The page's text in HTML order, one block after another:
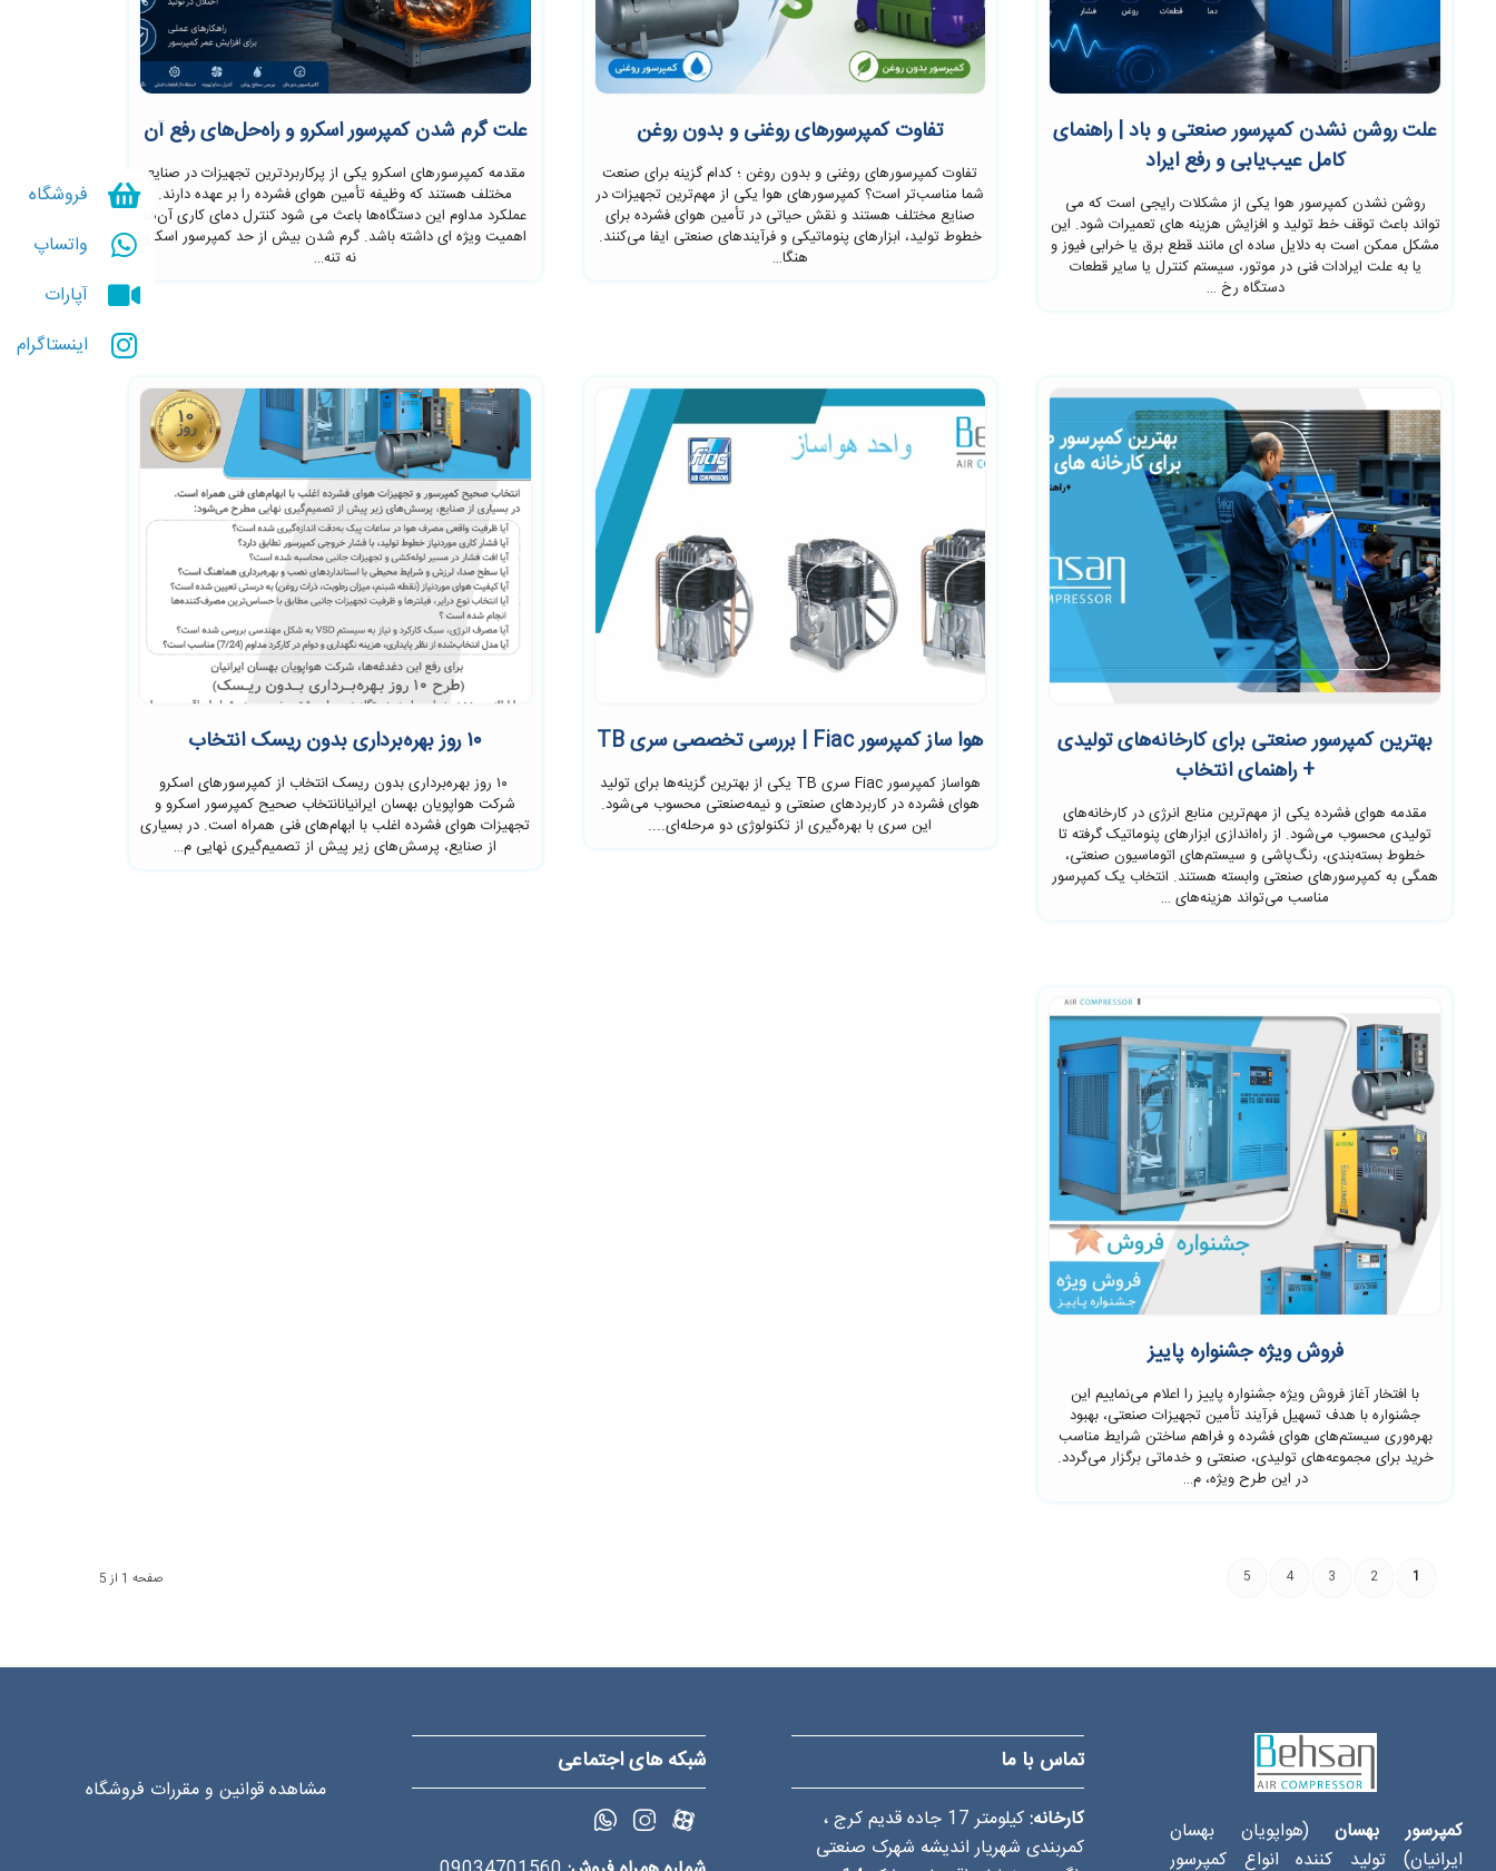
علت روشن نشدن کمپرسور صنعتی و باد | راهنمای
کامل عیب‌یابی و رفع ایراد
روشن نشدن کمپرسور هوا یکی از مشکلات رایجی است که می
تواند باعث توقف خط تولید و افزایش هزینه های تعمیرات شود. این
مشکل ممکن است به دلایل ساده ای مانند قطع برق یا خرابی فیوز و
یا به علت ایرادات فنی در موتور، سیستم کنترل یا سایر قطعات
دستگاه رخ …
تفاوت کمپرسور‌های روغنی و بدون روغن
تفاوت کمپرسور‌های روغنی و بدون روغن ؛ کدام گزینه برای صنعت
شما مناسب‌تر است؟ کمپرسورهای هوا یکی از مهم‌ترین تجهیزات در
صنایع مختلف هستند و نقش حیاتی در تأمین هوای فشرده برای
خطوط تولید، ابزارهای پنوماتیکی و فرآیندهای صنعتی ایفا می‌کنند.
هنگا…
علت گرم شدن کمپرسور اسکرو و راه‌حل‌های رفع آن
مقدمه کمپرسورهای اسکرو یکی از پرکاربردترین تجهیزات در صنایع
مختلف هستند که وظیفه تأمین هوای فشرده را بر عهده دارند.
عملکرد مداوم این دستگاه‌ها باعث می شود کنترل دمای کاری آن‌ها
اهمیت ویژه ای داشته باشد. گرم شدن بیش از حد کمپرسور اسکرو
نه تنه…
بهترین کمپرسور صنعتی برای کارخانه‌های تولیدی
+ راهنمای انتخاب
مقدمه هوای فشرده یکی از مهم‌ترین منابع انرژی در کارخانه‌های
تولیدی محسوب می‌شود. از راه‌اندازی ابزارهای پنوماتیک گرفته تا
خطوط بسته‌بندی، رنگ‌پاشی و سیستم‌های اتوماسیون صنعتی،
همگی به کمپرسورهای صنعتی وابسته هستند. انتخاب یک کمپرسور
مناسب می‌تواند هزینه‌های …
هوا ساز کمپرسور Fiac | بررسی تخصصی سری TB
هواساز کمپرسور Fiac سری TB یکی از بهترین گزینه‌ها برای تولید
هوای فشرده در کاربردهای صنعتی و نیمه‌صنعتی محسوب می‌شود.
این سری با بهره‌گیری از تکنولوژی دو مرحله‌ای....
۱۰ روز بهره‌برداری بدون ریسک انتخاب
۱۰ روز بهره‌برداری بدون ریسک انتخاب از کمپرسورهای اسکرو
شرکت هواپویان بهسان ایرانیانانتخاب صحیح کمپرسور اسکرو و
تجهیزات هوای فشرده اغلب با ابهام‌های فنی همراه است. در بسیاری
از صنایع، پرسش‌های زیر پیش از تصمیم‌گیری نهایی م…
فروش ویژه جشنواره پاییز
با افتخار آغاز فروش ویژه جشنواره پاییز را اعلام می‌نماییم این
جشنواره با هدف تسهیل فرآیند تأمین تجهیزات صنعتی، بهبود
بهره‌وری سیستم‌های هوای فشرده و فراهم ساختن شرایط مناسب
خرید برای مجموعه‌های تولیدی، صنعتی و خدماتی برگزار می‌گردد.
در این طرح ویژه، م…
صفحه 1 از 5 1
2
3
4
5
کمپرسور بهسان(هواپویان بهسان
ایرانیان) تولید کننده انواع کمپرسور
تماس با ما
کارخانه:
کیلومتر 17 جاده قدیم کرج ،
کمربندی شهریار اندیشه شهرک صنعتی
شبکه های اجتماعی
مشاهده قوانین و مقررات فروشگاه
فروشگاه
واتساپ
آپارات
اینستاگرام